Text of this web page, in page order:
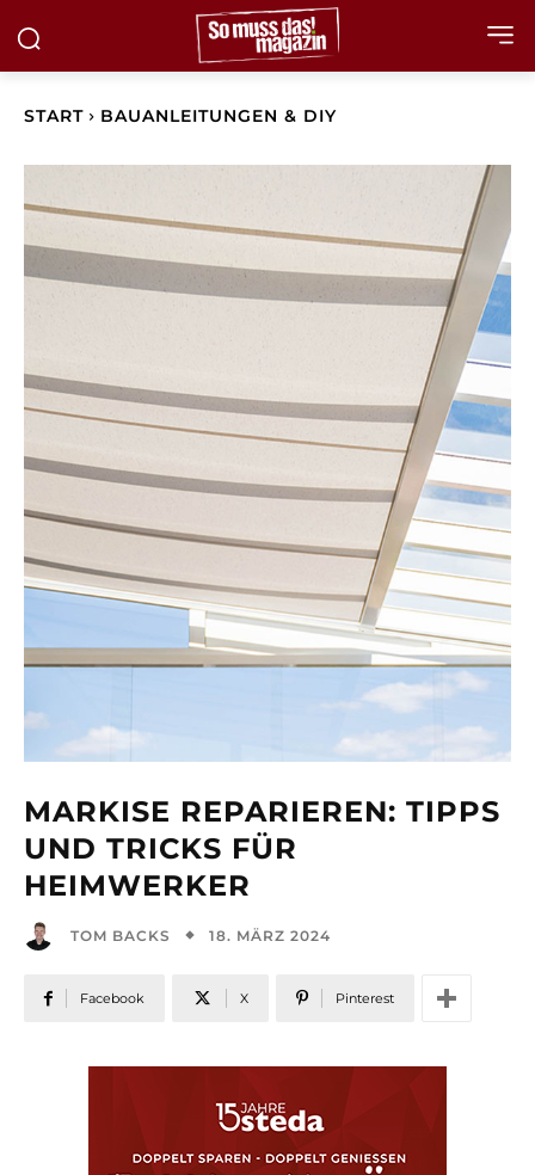
START BAUANLEITUNGEN & DIY
MARKISE REPARIEREN: TIPPS
UND TRICKS FÜR
HEIMWERKER
TOM BACKS 18. MÄRZ 2024
Facebook X Pinterest